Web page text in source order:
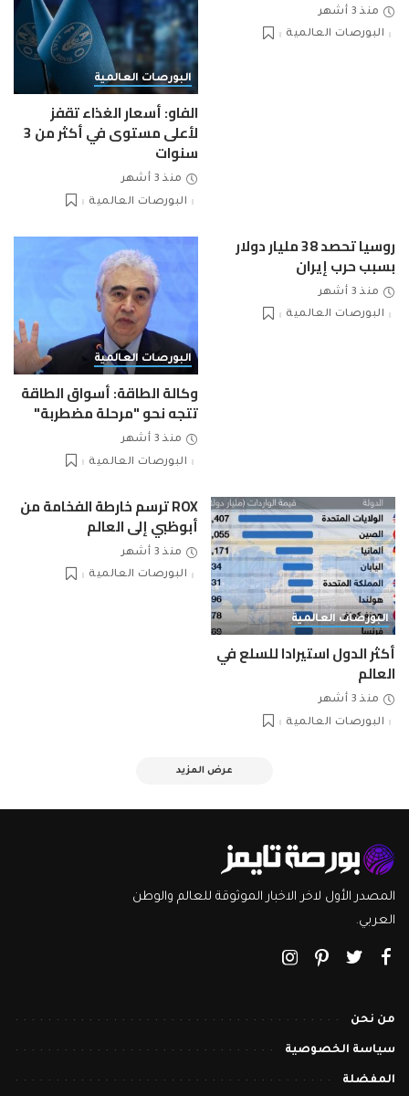
منذ 3 أشهر
البورصات العالمية
البورصات العالمية
الفاو: أسعار الغذاء تقفز
لأعلى مستوى في أكثر من 3
سنوات
منذ 3 أشهر
البورصات العالمية
روسيا تحصد 38 مليار دولار
بسبب حرب إيران
منذ 3 أشهر
البورصات العالمية
البورصات العالمية
وكالة الطاقة: أسواق الطاقة
تتجه نحو "مرحلة مضطربة"
منذ 3 أشهر
البورصات العالمية
البورصات العالمية
أكثر الدول استيرادا للسلع في
العالم
منذ 3 أشهر
البورصات العالمية
ROX ترسم خارطة الفخامة من
أبوظبي إلى العالم
منذ 3 أشهر
البورصات العالمية
عرض المزيد
المصدر الأول لاخر الاخبار الموثوقة للعالم والوطن
العربي.
من نحن
سياسة الخصوصية
المفضلة